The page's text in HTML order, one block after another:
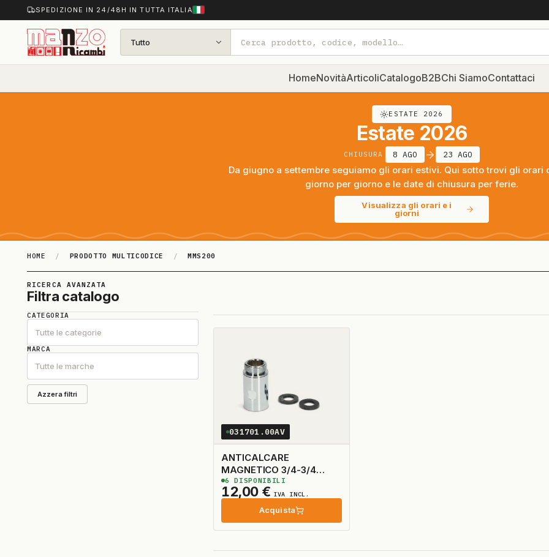
SPEDIZIONE IN 24/48H IN TUTTA ITALIA
Tutto
HomeNovitàArticoliCatalogoB2BChi SiamoContattaci
ESTATE 2026
Estate 2026
CHIUSURA 8 AGO 23 AGO
Da giugno a settembre seguiamo gli orari estivi. Qui sotto trovi gli orari
giorno per giorno e le date di chiusura per ferie.
Visualizza gli orari e i
giorni
HOME / PRODOTTO MULTICODICE / MMS200
MMS200
RICERCA AVANZATA
Filtra catalogo
CATEGORIA
Tutte le categorie
MARCA
Tutte le marche
Azzera filtri
031701.00AV
ANTICALCARE
MAGNETICO 3/4-3/4
WPRO
12,00 € IVA INCL.
Acquista
6 DISPONIBILI